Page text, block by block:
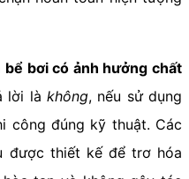
bơi có ảnh hưởng chất
lời là không, nếu sử dụng
công đúng kỹ thuật. Các
được thiết kế để trơ hóa